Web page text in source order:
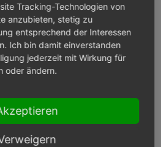
Next
Tracking-Technologien von
anzubieten, stetig zu
entsprechend der Interessen
Ich bin damit einverstanden
jederzeit mit Wirkung für
oder ändern.